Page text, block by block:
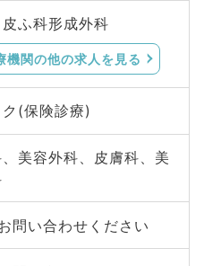
ふ科形成外科
機関の他の求人を見る
(保険診療)
美容外科、皮膚科、美
問い合わせください